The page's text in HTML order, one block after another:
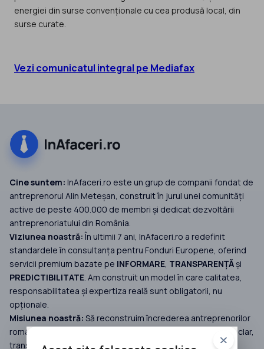
energiei din surse convenționale cu cea produsă local, din
surse curate.
Vezi comunicatul integral pe Mediafax
Cine suntem: InAfaceri.ro este un grup de companii fondat de
antreprenorul Alin Meteșan, construit în jurul unei comunități
active de peste 400.000 de membri și dedicat dezvoltării
antreprenoriatului din România.
Viziunea noastră:În ultimii 7 ani, InAfaceri.ro a redefinit
standardele în consultanța pentru Fonduri Europene, oferind
servicii premium bazate pe INFORMARE, TRANSPARENȚĂși
PREDICTIBILITATE. Am construit un model în care calitatea,
responsabilitatea și expertiza reală sunt obligatorii, nu
opționale.
Misiunea noastră: Să reconstruim încrederea antreprenorilor
români în accesarea fondurilor europene, printr-un proces clar,
transparent și predictibil, susținut de servicii premium și